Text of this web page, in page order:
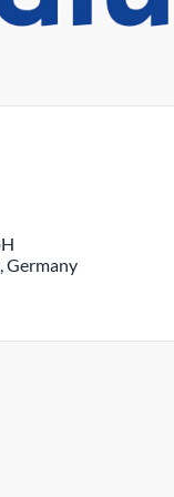
Germany